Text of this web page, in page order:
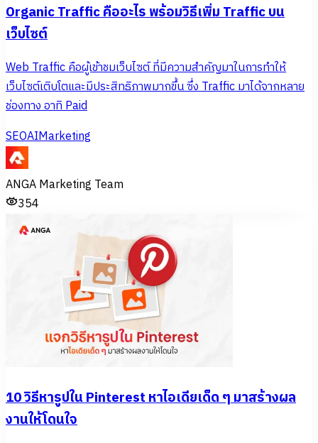
Organic Traffic คืออะไร พร้อมวิธีเพิ่ม Traffic บน
เว็บไซต์
Web Traffic คือผู้เข้าชมเว็บไซต์ ที่มีความสำคัญมาในการทำให้
เว็บไซต์เติบโตและมีประสิทธิภาพมากขึ้น ซึ่ง Traffic มาได้จากหลาย
ช่องทาง อาทิ Paid
SEOAIMarketing
ANGA Marketing Team
354
10 วิธีหารูปใน Pinterest หาไอเดียเด็ด ๆ มาสร้างผล
งานให้โดนใจ